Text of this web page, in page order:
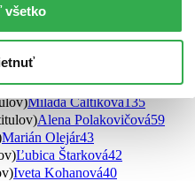
všetko
3
Milada Caltíková135
Alena Polakovičová59
Marián Olejár43
Ľubica Štarková42
Iveta Kohanová40